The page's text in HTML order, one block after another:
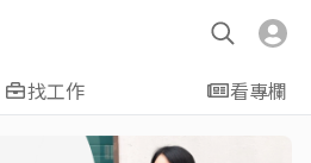
找工作 看專欄